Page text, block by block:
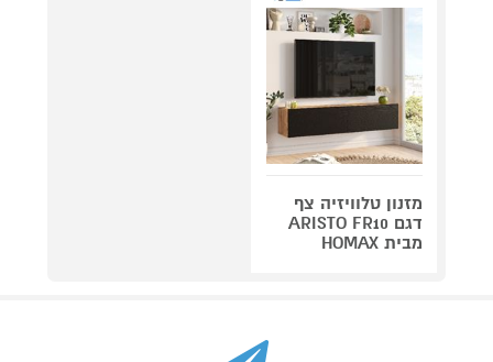
מזנון טלוויזיה צף
דגם ARISTO FR10
מבית HOMAX